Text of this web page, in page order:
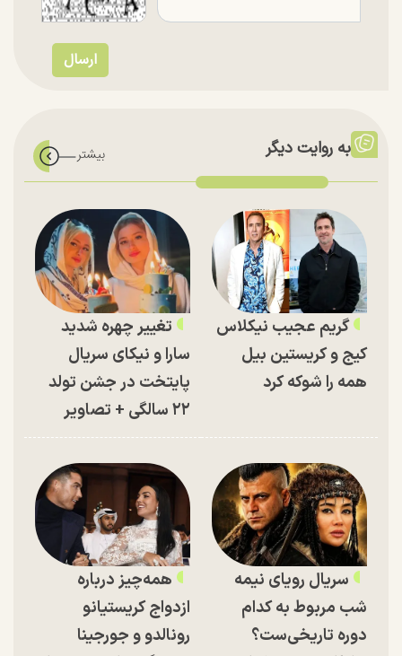
به روایت دیگر
گریم عجیب نیکلاس
کیج و کریستین بیل
همه را شوکه کرد
تغییر چهره شدید
سارا و نیکای سریال
پایتخت در جشن تولد
۲۲ سالگی + تصاویر
سریال رویای نیمه
شب مربوط به کدام
دوره تاریخی‌ست؟
همه‌چیز درباره
ازدواج کریستیانو
رونالدو و جورجینا